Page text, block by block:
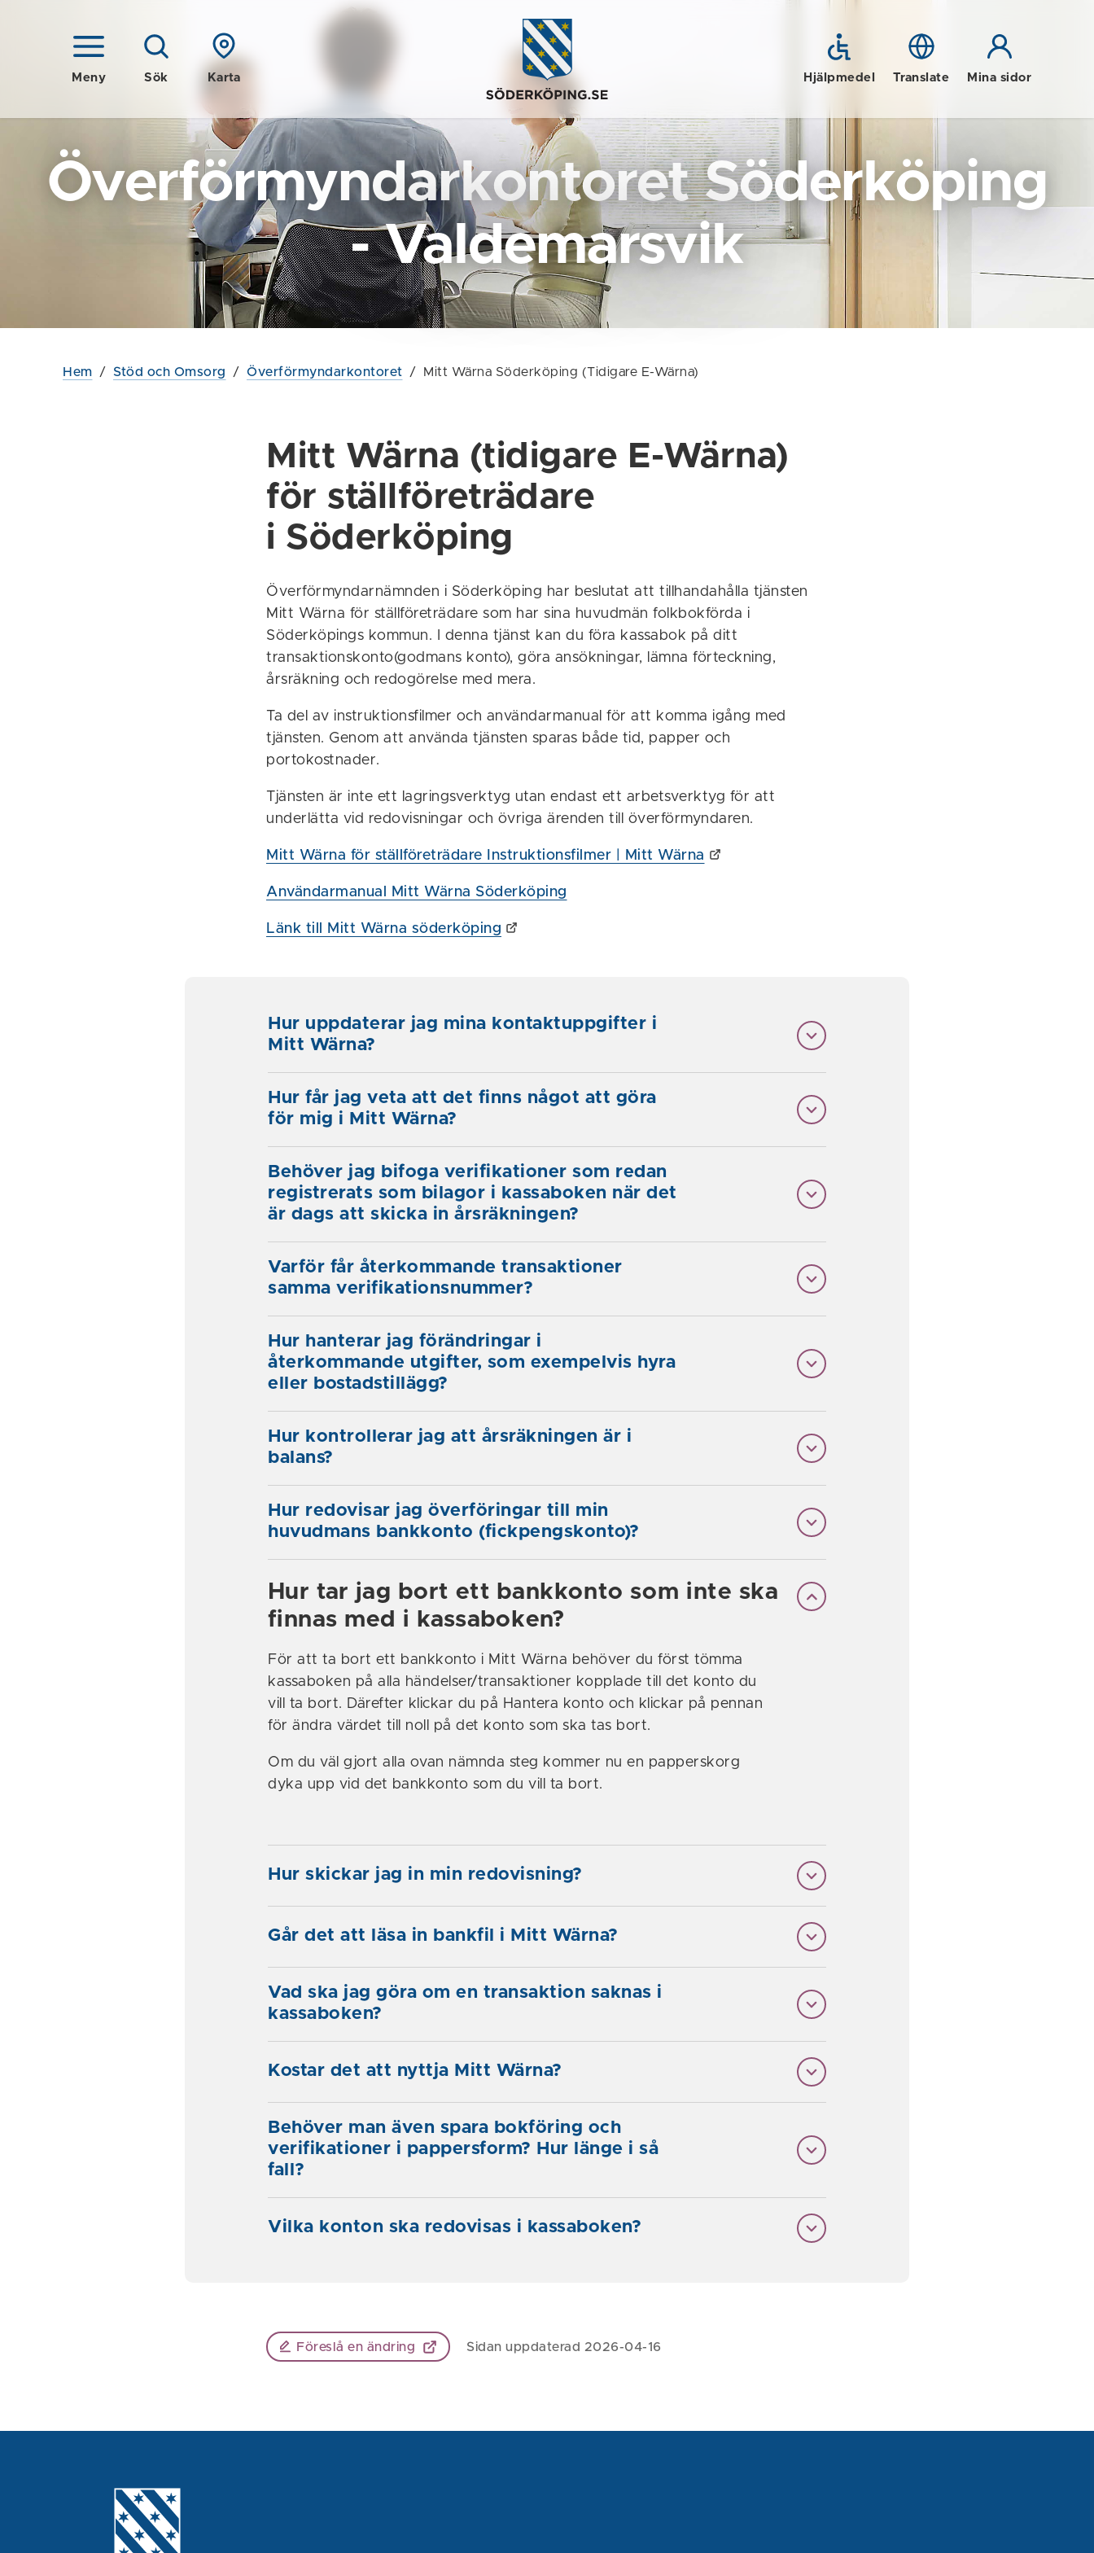
Meny Sök Karta Hjälpmedel Translate Mina sidor
Överförmyndarkontoret Söderköping
- Valdemarsvik
Hem / Stöd och Omsorg / Överförmyndarkontoret / Mitt Wärna Söderköping (Tidigare E-Wärna)
Mitt Wärna (tidigare E-Wärna)
för ställföreträdare
i Söderköping
Överförmyndarnämnden i Söderköping har beslutat att tillhandahålla tjänsten
Mitt Wärna för ställföreträdare som har sina huvudmän folkbokförda i
Söderköpings kommun. I denna tjänst kan du föra kassabok på ditt
transaktionskonto(godmans konto), göra ansökningar, lämna förteckning,
årsräkning och redogörelse med mera.
Ta del av instruktionsfilmer och användarmanual för att komma igång med
tjänsten. Genom att använda tjänsten sparas både tid, papper och
portokostnader.
Tjänsten är inte ett lagringsverktyg utan endast ett arbetsverktyg för att
underlätta vid redovisningar och övriga ärenden till överförmyndaren.
Mitt Wärna för ställföreträdare Instruktionsfilmer | Mitt Wärna
Användarmanual Mitt Wärna Söderköping
Länk till Mitt Wärna söderköping
Hur uppdaterar jag mina kontaktuppgifter i
Mitt Wärna?
Hur får jag veta att det finns något att göra
för mig i Mitt Wärna?
Behöver jag bifoga verifikationer som redan
registrerats som bilagor i kassaboken när det
är dags att skicka in årsräkningen?
Varför får återkommande transaktioner
samma verifikationsnummer?
Hur hanterar jag förändringar i
återkommande utgifter, som exempelvis hyra
eller bostadstillägg?
Hur kontrollerar jag att årsräkningen är i
balans?
Hur redovisar jag överföringar till min
huvudmans bankkonto (fickpengskonto)?
Hur tar jag bort ett bankkonto som inte ska
finnas med i kassaboken?
För att ta bort ett bankkonto i Mitt Wärna behöver du först tömma
kassaboken på alla händelser/transaktioner kopplade till det konto du
vill ta bort. Därefter klickar du på Hantera konto och klickar på pennan
för ändra värdet till noll på det konto som ska tas bort.
Om du väl gjort alla ovan nämnda steg kommer nu en papperskorg
dyka upp vid det bankkonto som du vill ta bort.
Hur skickar jag in min redovisning?
Går det att läsa in bankfil i Mitt Wärna?
Vad ska jag göra om en transaktion saknas i
kassaboken?
Kostar det att nyttja Mitt Wärna?
Behöver man även spara bokföring och
verifikationer i pappersform? Hur länge i så
fall?
Vilka konton ska redovisas i kassaboken?
Föreslå en ändring Sidan uppdaterad 2026-04-16